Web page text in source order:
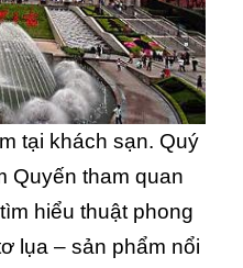
tại khách sạn. Quý
Quyến tham quan
hiểu thuật phong
lụa – sản phẩm nổi